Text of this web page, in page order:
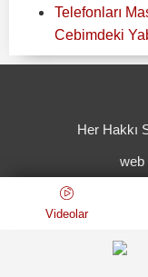
Telefonları
Cebimdeki
Her Hakkı
web
Videolar